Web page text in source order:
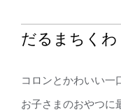
だるまちくわ
コロンとかわいい一
お子さまのおやつに